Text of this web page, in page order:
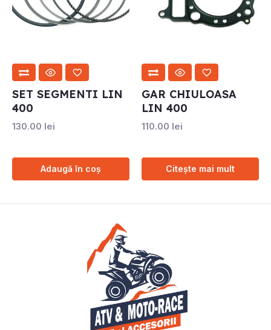
SET SEGMENTI LIN
400
130.00 lei
Adaugă în coș
GAR CHIULOASA
LIN 400
110.00 lei
Citește mai mult